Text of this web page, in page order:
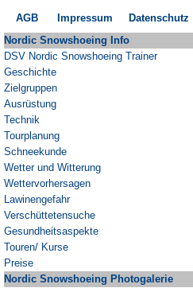
AGB Impressum
Datenschutz
Nordic Snowshoeing Info
DSV Nordic Snowshoeing Trainer
Geschichte
Zielgruppen
Ausrüstung
Technik
Tourplanung
Schneekunde
Wetter und Witterung
Wettervorhersagen
Lawinengefahr
Verschüttetensuche
Gesundheitsaspekte
Touren/ Kurse
Preise
Nordic Snowshoeing Photogalerie